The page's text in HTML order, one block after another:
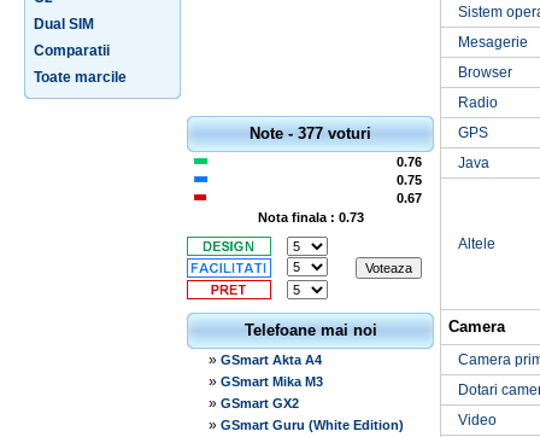
Dual SIM
Comparatii
Toate marcile
Note - 377 voturi
0.76
0.75
0.67
Nota finala : 0.73
Telefoane mai noi
» GSmart Akta A4
» GSmart Mika M3
» GSmart GX2
» GSmart Guru (White Edition)
Sistem
Mesagerie
Browser
Radio
GPS
Java
Altele
Camera
Camera
Dotari
Video